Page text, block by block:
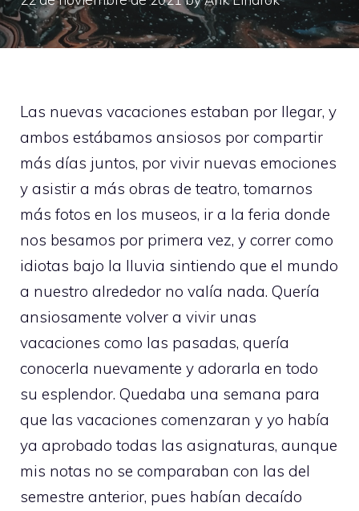
Las nuevas vacaciones estaban por llegar, y
ambos estábamos ansiosos por compartir
más días juntos, por vivir nuevas emociones
y asistir a más obras de teatro, tomarnos
más fotos en los museos, ir a la feria donde
nos besamos por primera vez, y correr como
idiotas bajo la lluvia sintiendo que el mundo
a nuestro alrededor no valía nada. Quería
ansiosamente volver a vivir unas
vacaciones como las pasadas, quería
conocerla nuevamente y adorarla en todo
su esplendor. Quedaba una semana para
que las vacaciones comenzaran y yo había
ya aprobado todas las asignaturas, aunque
mis notas no se comparaban con las del
semestre anterior, pues habían decaído